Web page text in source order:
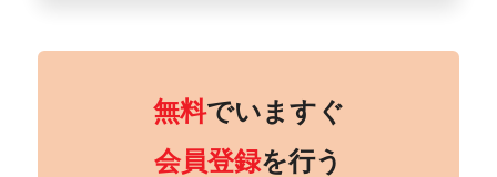
無料でいますぐ
会員登録を行う